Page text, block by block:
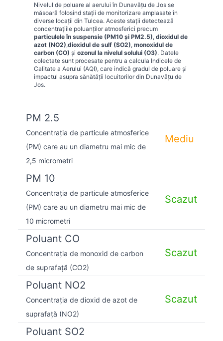
Nivelul de poluare al aerului în Dunavăţu de Jos se
măsoară folosind stații de monitorizare amplasate în
diverse locații din Tulcea. Aceste stații detectează
concentrațiile poluanților atmosferici precum
particulele în suspensie (PM10 și PM2.5), dioxidul de
azot (NO2),dioxidul de sulf (SO2), monoxidul de
carbon (CO) și ozonul la nivelul solului (O3). Datele
colectate sunt procesate pentru a calcula Indicele de
Calitate a Aerului (AQI), care indică gradul de poluare și
impactul asupra sănătății locuitorilor din Dunavăţu de
Jos.
PM 2.5
Concentrația de particule atmosferice
(PM) care au un diametru mai mic de
2,5 micrometri
Mediu
PM 10
Concentrația de particule atmosferice
(PM) care au un diametru mai mic de
10 micrometri
Scazut
Poluant CO
Concentrația de monoxid de carbon
de suprafață (CO2)
Scazut
Poluant NO2
Concentrația de dioxid de azot de
suprafață (NO2)
Scazut
Poluant SO2